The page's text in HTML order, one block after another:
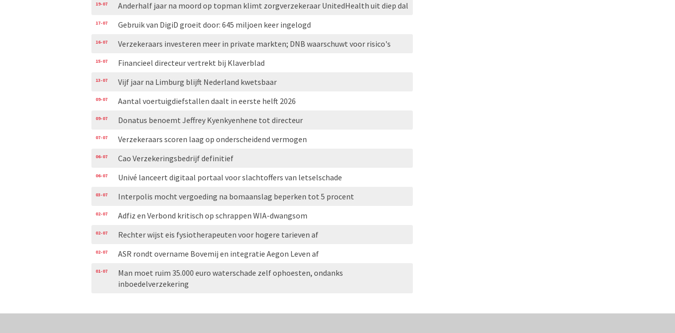
19-07 Anderhalf jaar na moord op topman klimt zorgverzekeraar UnitedHealth uit diep dal
17-07 Gebruik van DigiD groeit door: 645 miljoen keer ingelogd
16-07 Verzekeraars investeren meer in private markten; DNB waarschuwt voor risico's
15-07 Financieel directeur vertrekt bij Klaverblad
13-07 Vijf jaar na Limburg blijft Nederland kwetsbaar
09-07 Aantal voertuigdiefstallen daalt in eerste helft 2026
09-07 Donatus benoemt Jeffrey Kyenkyenhene tot directeur
07-07 Verzekeraars scoren laag op onderscheidend vermogen
06-07 Cao Verzekeringsbedrijf definitief
06-07 Univé lanceert digitaal portaal voor slachtoffers van letselschade
03-07 Interpolis mocht vergoeding na bomaanslag beperken tot 5 procent
02-07 Adfiz en Verbond kritisch op schrappen WIA-dwangsom
02-07 Rechter wijst eis fysiotherapeuten voor hogere tarieven af
02-07 ASR rondt overname Bovemij en integratie Aegon Leven af
01-07
Man moet ruim 35.000 euro waterschade zelf ophoesten, ondanks
inboedelverzekering